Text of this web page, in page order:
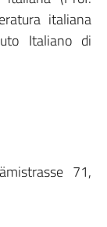
italiana
Italiano di
71,